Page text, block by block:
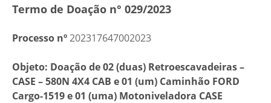
Termo de Doação n° 029/2023
Processo nº202317647002023
Objeto: Doação de 02 (duas) Retroescavadeiras –
CASE – 580N 4X4 CAB e 01 (um) Caminhão FORD
Cargo-1519 e 01 (uma) Motoniveladora CASE